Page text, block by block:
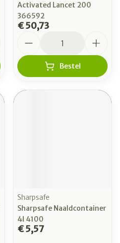
Activated Lancet 200
366592
€ 50,73
Bestel
Sharpsafe
Sharpsafe Naaldcontainer
4l 4100
€ 5,57